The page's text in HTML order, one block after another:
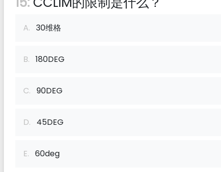
A. 30维格
B. 180DEG
C. 90DEG
D. 45DEG
E. 60deg